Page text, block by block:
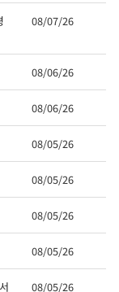
08/07/26
08/06/26
08/06/26
08/05/26
08/05/26
08/05/26
08/05/26
08/05/26